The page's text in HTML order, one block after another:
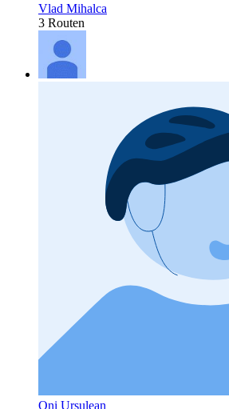
Vlad Mihalca
3 Routen
Oni Ursulean